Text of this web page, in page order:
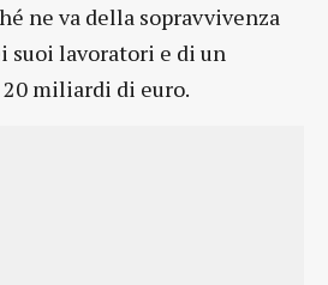
ne va della sopravvivenza
suoi lavoratori e di un
miliardi di euro.